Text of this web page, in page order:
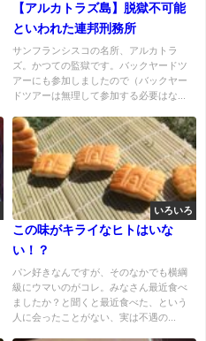
【アルカトラズ島】脱獄不可能
といわれた連邦刑務所
サンフランシスコの名所、アルカトラ
ズ。かつての監獄です。バックヤードツ
アーにも参加しましたので（バックヤー
ドツアーは無理して参加する必要はな...
いろいろ
この味がキライなヒトはいな
い！？
パン好きなんですが、そのなかでも横綱
級にウマいのがコレ。みなさん最近食べ
ましたか？と聞くと最近食べた、という
人に会ったことがない、実は不遇の...